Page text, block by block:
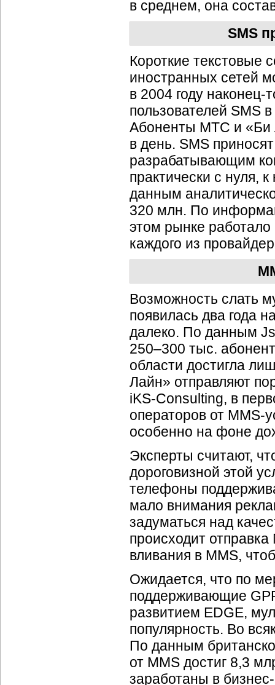
в среднем, она
SMS
Короткие текстовые
иностранных сетей
в 2004 году наконец-
пользователей SMS
Абоненты МТС и «Би
в день. SMS
разрабатывающим
практически с нуля,
данным
320 млн. По
этом рынке
каждого из
Возможность слать
появилась два года
далеко. По данным
250–300 тыс.
области достигла
Лайн» отправляют
iKS-Consulting, в
операторов от MMS-
особенно на фоне
Эксперты считают,
дороговизной этой
телефоны
мало внимания
задуматься над
происходит
вливания в MMS,
Ожидается, что по
поддерживающие
развитием EDGE,
популярность. Во
По данным
от MMS достиг 8,3
заработаны в